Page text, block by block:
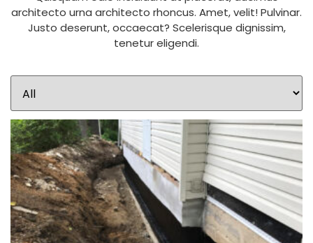
architecto urna architecto rhoncus. Amet, velit! Pulvinar.
Justo deserunt, occaecat? Scelerisque dignissim,
tenetur eligendi.